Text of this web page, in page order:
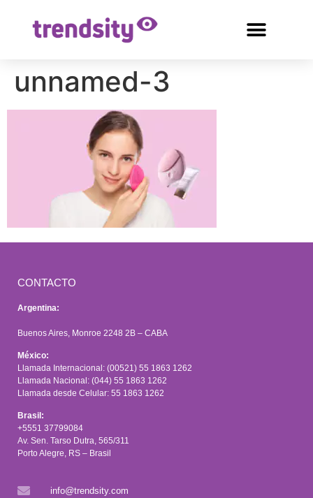
unnamed-3
CONTACTO
Argentina:
Buenos Aires, Monroe 2248 2B – CABA
México:
Llamada Internacional: (00521) 55 1863 1262
Llamada Nacional: (044) 55 1863 1262
Llamada desde Celular: 55 1863 1262
Brasil:
+5551 37799084
Av. Sen. Tarso Dutra, 565/311
Porto Alegre, RS – Brasil
info@trendsity.com